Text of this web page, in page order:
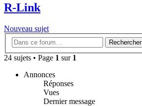
R-Link
Nouveau sujet
Rechercher
24 sujets • Page 1 sur 1
Annonces
Réponses
Vues
Dernier message